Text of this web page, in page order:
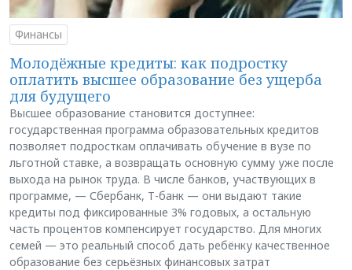
Финансы
Молодёжные кредиты: как подростку
оплатить высшее образование без ущерба
для будущего
Высшее образование становится доступнее:
государственная программа образовательных кредитов
позволяет подросткам оплачивать обучение в вузе по
льготной ставке, а возвращать основную сумму уже после
выхода на рынок труда. В числе банков, участвующих в
программе, — Сбербанк, Т-банк — они выдают такие
кредиты под фиксированные 3% годовых, а остальную
часть процентов компенсирует государство. Для многих
семей — это реальный способ дать ребёнку качественное
образование без серьёзных финансовых затрат